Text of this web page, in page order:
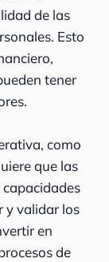
de las
Esto
tener
como
que las
y validar los
en
de